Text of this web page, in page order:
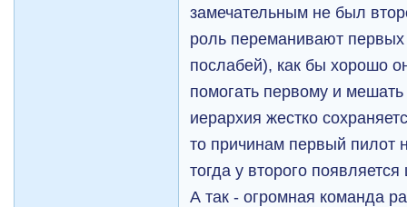
замечательным не был
роль переманивают
послабей), как бы хорошо
помогать первому и
иерархия жестко
то причинам первый пилот
тогда у второго
А так - огромная команда